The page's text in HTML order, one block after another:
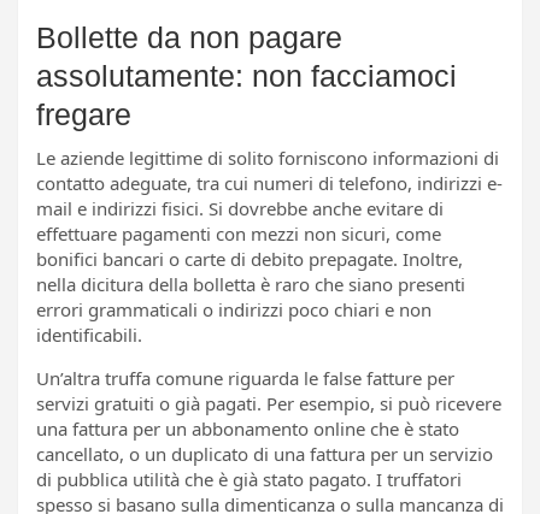
Bollette da non pagare
assolutamente: non facciamoci
fregare
Le aziende legittime di solito forniscono informazioni di
contatto adeguate, tra cui numeri di telefono, indirizzi e-
mail e indirizzi fisici. Si dovrebbe anche evitare di
effettuare pagamenti con mezzi non sicuri, come
bonifici bancari o carte di debito prepagate. Inoltre,
nella dicitura della bolletta è raro che siano presenti
errori grammaticali o indirizzi poco chiari e non
identificabili.
Un’altra truffa comune riguarda le false fatture per
servizi gratuiti o già pagati. Per esempio, si può ricevere
una fattura per un abbonamento online che è stato
cancellato, o un duplicato di una fattura per un servizio
di pubblica utilità che è già stato pagato. I truffatori
spesso si basano sulla dimenticanza o sulla mancanza di